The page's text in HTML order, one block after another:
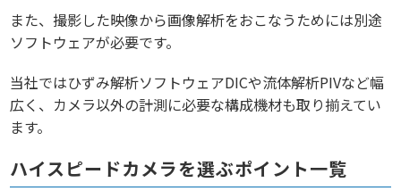
また、撮影した映像から画像解析をおこなうためには別途
ソフトウェアが必要です。
当社ではひずみ解析ソフトウェアDICや流体解析PIVなど幅
広く、カメラ以外の計測に必要な構成機材も取り揃えてい
ます。
ハイスピードカメラを選ぶポイント一覧